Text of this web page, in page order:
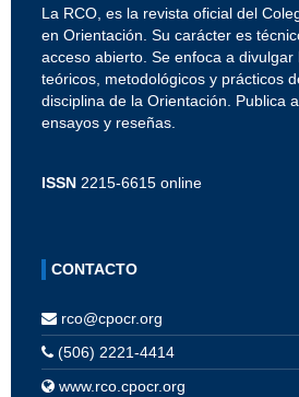
La RCO, es la revista oficial del
en Orientación. Su carácter es
acceso abierto. Se enfoca a divulgar
teóricos, metodológicos y prácticos
disciplina de la Orientación. Publica
ensayos y reseñas.
ISSN 2215-6615 online
CONTACTO
rco@cpocr.org
(506) 2221-4414
www.rco.cpocr.org